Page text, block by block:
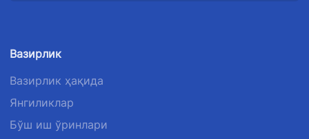
Вазирлик
Вазирлик ҳақида
Янгиликлар
Бўш иш ўринлари